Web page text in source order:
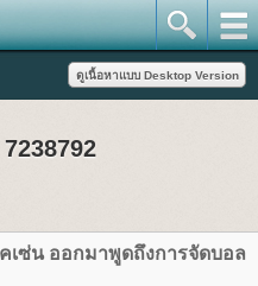
เซ่น ออกมาพูดถึงการจัดบอล